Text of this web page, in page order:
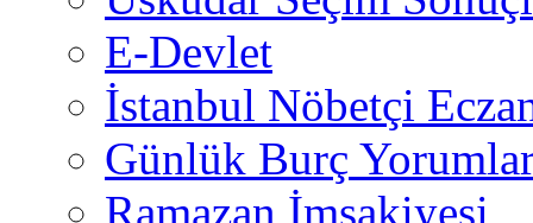
E-Devlet
İstanbul Nöbetçi
Günlük Burç
Ramazan İmsakiyesi